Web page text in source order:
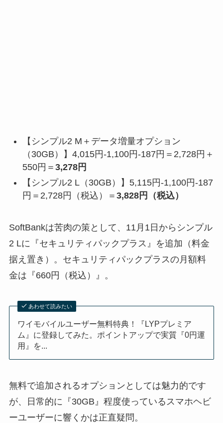
【シンプル2 M＋データ増量オプション
（30GB）】4,015円-1,100円-187円＝2,728円＋
550円＝ 3,278円
【シンプル2 L（30GB）】5,115円-1,100円-187
円＝2,728円（税込）＝ 3,828円（税込）
SoftBankは苦肉の策として、11月1日からシンプル
2 Lに『セキュリティパックプラス』を追加（料金
据え置き）。セキュリティパックプラスの月額料
金は『660円（税込）』。
あわせて読みたい
ワイモバイルユーザー無料特典！『LYPプレミア
ム』に登録してみた。ポイントアップで実質『0円運
用』を...
無料で追加されるオプションとしては魅力的です
が、日常的に『30GB』程度使っているスマホヘビ
ーユーザーに響くかは正直疑問。